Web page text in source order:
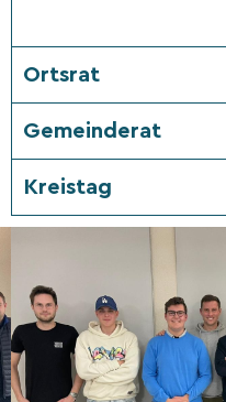
Ortsrat
Gemeinderat
Kreistag